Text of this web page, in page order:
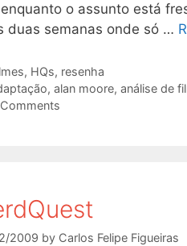
o assunto está
duas semanas onde só …
, HQs, resenha
,alan moore,análise de
2009 by Carlos Felipe Figueiras